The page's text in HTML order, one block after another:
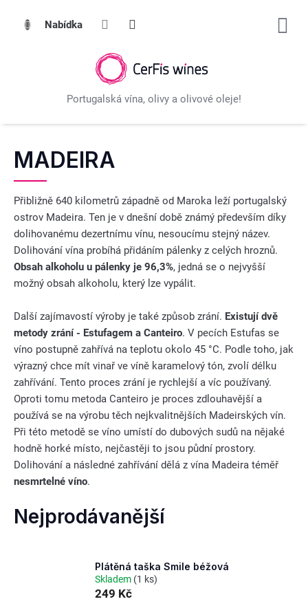
obsah
MADEIRA
Přibližně 640 kilometrů západně od Maroka leží portugalský
ostrov Madeira. Ten je v dnešní době známý především díky
dolihovanému dezertnímu vínu, nesoucímu stejný název.
Dolihování vína probíhá přidáním pálenky z celých hroznů.
Obsah alkoholu u pálenky je 96,3%, jedná se o nejvyšší
možný obsah alkoholu, který lze vypálit.
Další zajímavostí výroby je také způsob zrání. Existují dvě
metody zrání - Estufagem a Canteiro. V pecích Estufas se
víno postupně zahřívá na teplotu okolo 45 °C. Podle toho, jak
výrazný chce mít vinař ve víně karamelový tón, zvolí délku
zahřívání. Tento proces zrání je rychlejší a víc používaný.
Oproti tomu metoda Canteiro je proces zdlouhavější a
používá se na výrobu těch nejkvalitnějších Madeirských vín.
Při této metodě se víno umístí do dubových sudů na nějaké
hodně horké místo, nejčastěji to jsou půdní prostory.
Dolihování a následné zahřívání dělá z vína Madeira téměř
nesmrtelné víno.
Nejprodávanější
Plátěná taška Smile béžová
Skladem (1 ks)
249 Kč